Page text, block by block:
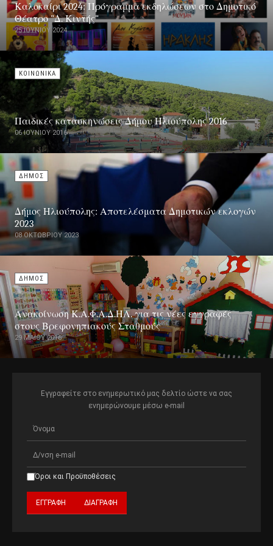
Καλοκαίρι 2024: Πρόγραμμα εκδηλώσεων στο Δημοτικό
Θέατρο "Δ. Κιντής"
25 ΙΟΥΝΊΟΥ 2024
ΚΟΙΝΩΝΙΚΑ
Παιδικές κατασκηνώσεις Δήμου Ηλιούπολης 2016
06 ΙΟΥΝΊΟΥ 2016
ΔΗΜΟΣ
Δήμος Ηλιούπολης: Αποτελέσματα Δημοτικών εκλογών
2023
08 ΟΚΤΩΒΡΊΟΥ 2023
ΔΗΜΟΣ
Ανακοίνωση Κ.Α.Φ.Α.Δ.ΗΛ. για τις νέες εγγραφές
στους Βρεφονηπιακούς Σταθμούς
29 ΜΑΪ́ΟΥ 2016
Εγγραφείτε στο ενημερωτικό μας δελτίο ώστε να σας
ενημερώνουμε μέσω e-mail
Όροι και Προϋποθέσεις